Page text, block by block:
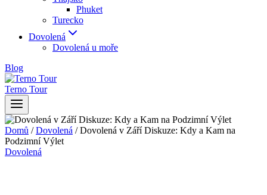
Phuket
Turecko
Dovolená
Dovolená u moře
Blog
Terno Tour
Domů / Dovolená / Dovolená v Září Diskuze: Kdy a Kam na
Podzimní Výlet
Dovolená